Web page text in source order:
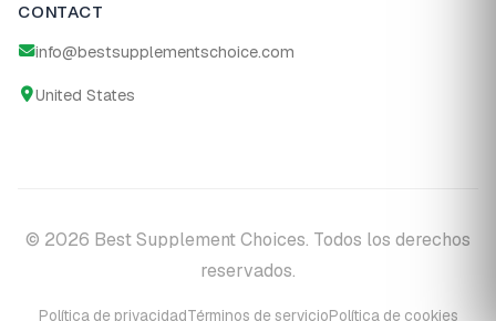
CONTACT
info@bestsupplementschoice.com
United States
© 2026 Best Supplement Choices. Todos los derechos
reservados.
Política de privacidadTérminos de servicioPolítica de cookies